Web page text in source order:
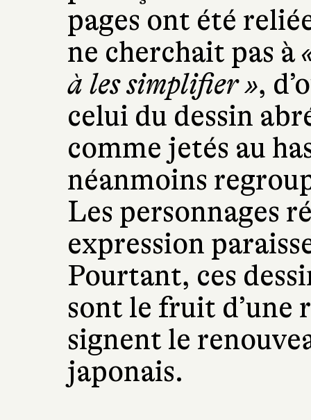
pages ont été
ne cherchait pas à
à les simplifier »,
celui du dessin
comme jetés au
néanmoins
Les personnages
expression
Pourtant, ces
sont le fruit d’une
signent le
japonais.